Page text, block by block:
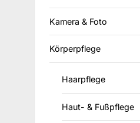
Kamera & Foto
Körperpflege
Haarpflege
Haut- & Fußpflege